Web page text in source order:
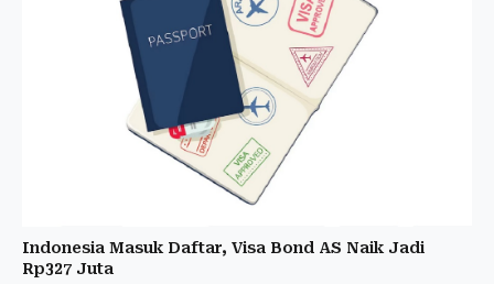
Indonesia Masuk Daftar, Visa Bond AS Naik Jadi
Rp327 Juta